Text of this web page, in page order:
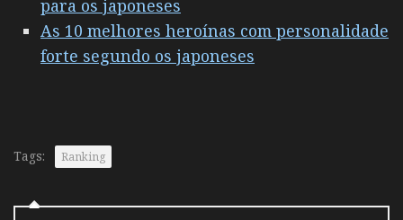
para os japoneses
As 10 melhores heroínas com personalidade
forte segundo os japoneses
Tags: Ranking